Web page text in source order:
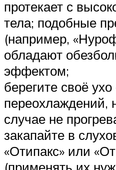
протекает с
тела; подобные
(например,
обладают
эффектом;
берегите своё ухо
переохлаждений,
случае не
закапайте в
«Отипакс» или
(применять их